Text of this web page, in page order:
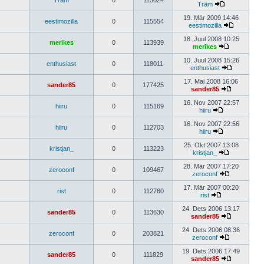
Träm
eestimozilla 0 115554
19. Mär 2009 14:46
eestimozilla
merikes 0 113939
18. Juul 2008 10:25
merikes
enthusiast 0 118011
10. Juul 2008 15:26
enthusiast
sander85 0 177425
17. Mai 2008 16:06
sander85
hiiru 0 115169
16. Nov 2007 22:57
hiiru
hiiru 0 112703
16. Nov 2007 22:56
hiiru
kristjan_ 0 113223
25. Okt 2007 13:08
kristjan_
zeroconf 0 109467
28. Mär 2007 17:20
zeroconf
rist 0 112760
17. Mär 2007 00:20
rist
sander85 0 113630
24. Dets 2006 13:17
sander85
zeroconf 0 203821
24. Dets 2006 08:36
zeroconf
sander85 0 111829
19. Dets 2006 17:49
sander85